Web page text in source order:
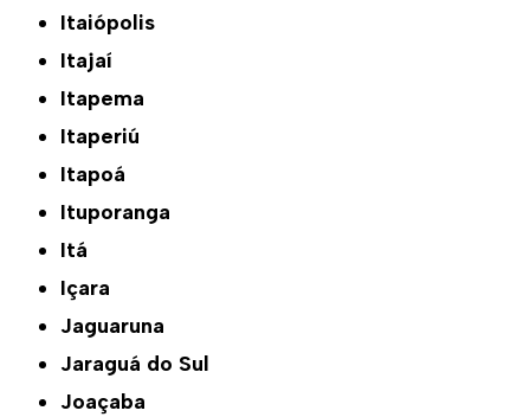
Itaiópolis
Itajaí
Itapema
Itaperiú
Itapoá
Ituporanga
Itá
Içara
Jaguaruna
Jaraguá do Sul
Joaçaba